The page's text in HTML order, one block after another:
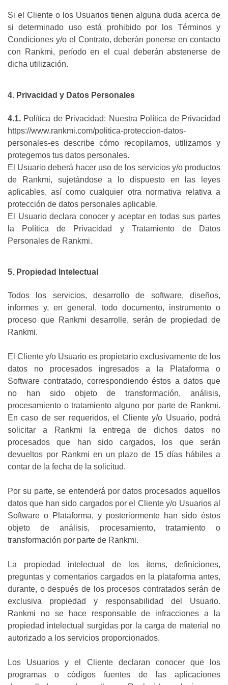
Si el Cliente o los Usuarios tienen alguna duda acerca de
si determinado uso está prohibido por los Términos y
Condiciones y/o el Contrato, deberán ponerse en contacto
con Rankmi, período en el cual deberán abstenerse de
dicha utilización.
4. Privacidad y Datos Personales
4.1. Política de Privacidad: Nuestra Política de Privacidad
https://www.rankmi.com/politica-proteccion-datos-
personales-es describe cómo recopilamos, utilizamos y
protegemos tus datos personales.
El Usuario deberá hacer uso de los servicios y/o productos
de Rankmi, sujetándose a lo dispuesto en las leyes
aplicables, así como cualquier otra normativa relativa a
protección de datos personales aplicable.
El Usuario declara conocer y aceptar en todas sus partes
la Política de Privacidad y Tratamiento de Datos
Personales de Rankmi.
5. Propiedad Intelectual
Todos los servicios, desarrollo de software, diseños,
informes y, en general, todo documento, instrumento o
proceso que Rankmi desarrolle, serán de propiedad de
Rankmi.
El Cliente y/o Usuario es propietario exclusivamente de los
datos no procesados ingresados a la Plataforma o
Software contratado, correspondiendo éstos a datos que
no han sido objeto de transformación, análisis,
procesamiento o tratamiento alguno por parte de Rankmi.
En caso de ser requeridos, el Cliente y/o Usuario, podrá
solicitar a Rankmi la entrega de dichos datos no
procesados que han sido cargados, los que serán
devueltos por Rankmi en un plazo de 15 días hábiles a
contar de la fecha de la solicitud.
Por su parte, se entenderá por datos procesados aquellos
datos que han sido cargados por el Cliente y/o Usuarios al
Software o Plataforma, y posteriormente han sido éstos
objeto de análisis, procesamiento, tratamiento o
transformación por parte de Rankmi.
La propiedad intelectual de los ítems, definiciones,
preguntas y comentarios cargados en la plataforma antes,
durante, o después de los procesos contratados serán de
exclusiva propiedad y responsabilidad del Usuario.
Rankmi no se hace responsable de infracciones a la
propiedad intelectual surgidas por la carga de material no
autorizado a los servicios proporcionados.
Los Usuarios y el Cliente declaran conocer que los
programas o códigos fuentes de las aplicaciones